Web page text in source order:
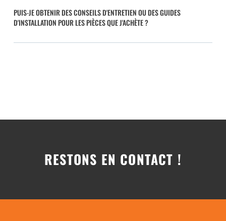
PUIS-JE OBTENIR DES CONSEILS D'ENTRETIEN OU DES GUIDES
D'INSTALLATION POUR LES PIÈCES QUE J'ACHÈTE ?
RESTONS EN CONTACT !